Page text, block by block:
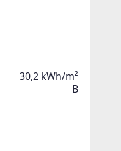
30,2 kWh/m²
B